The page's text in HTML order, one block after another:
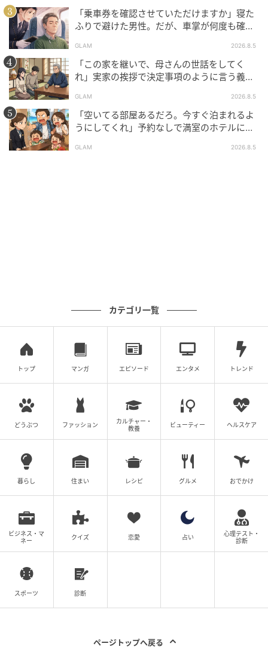
「乗車券を確認させていただけますか」寝た
ふりで避けた男性。だが、車掌が何度も確認
GLAM 2026.8.5
「この家を継いで、母さんの世話をしてく
れ」実家の挨拶で決定事項のように言う義
た一言
GLAM 2026.8.5
「空いてる部屋あるだろ。今すぐ泊まれるよ
うにしてくれ」予約なしで満室のホテルに押
一変
GLAM 2026.8.5
カテゴリ一覧
トップ マンガ エピソード エンタメ トレンド
どうぶつ ファッション
カルチャー・
教養
ビューティー ヘルスケア
暮らし 住まい レシピ グルメ おでかけ
ビジネス・マ
ネー
クイズ 恋愛 占い
心理テスト・
診断
スポーツ 診断
ページトップへ戻る